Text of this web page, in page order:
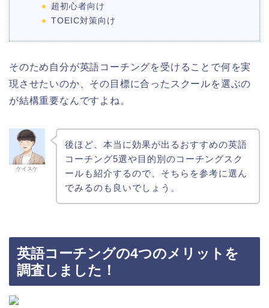
超初心者向け
TOEIC対策向け
そのため自分が英語コーチングを受けることで何を実
現させたいのか、その目標に合ったスクールを選ぶの
が結構重要なんですよね。
ケイスケ
後ほど、本当に効果が出るおすすめの英語
コーチング5選や目的別のコーチングスク
ールも紹介するので、そちらを参考に選ん
でみるのも良いでしょう。
英語コーチングの4つのメリットを
調査しました！